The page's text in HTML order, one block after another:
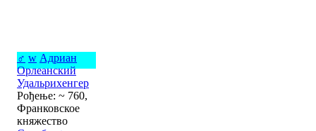
♂ w Адриан
Орлеанский
Удальрихенгер
Рођење: ~ 760,
Франковское
княжество